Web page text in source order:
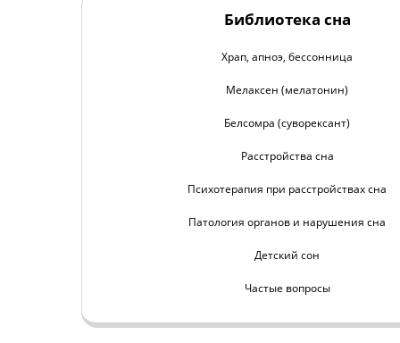
Библиотека сна
Храп, апноэ, бессонница
Мелаксен (мелатонин)
Белсомра (суворексант)
Расстройства сна
Психотерапия при расстройствах сна
Патология органов и нарушения сна
Детский сон
Частые вопросы